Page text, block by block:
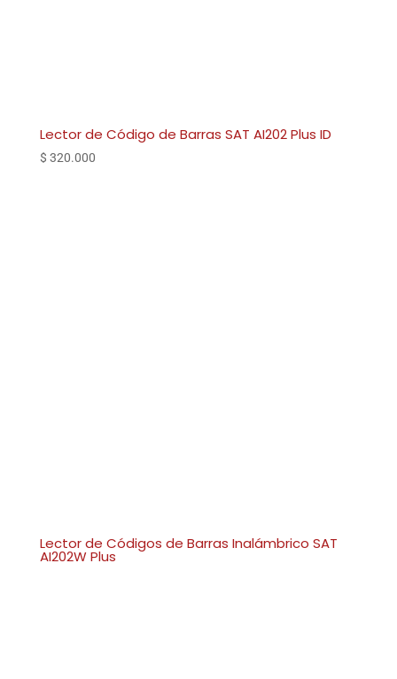
Lector de Código de Barras SAT AI202 Plus ID
$ 320.000
Lector de Códigos de Barras Inalámbrico SAT
AI202W Plus